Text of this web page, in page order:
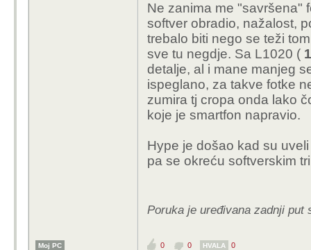
Ne zanima me "savršena"
softver obradio, nažalost,
trebalo biti nego se teži
sve tu negdje. Sa L1020 (
detalje, al i mane manjeg
ispeglano, za takve fotke
zumira tj cropa onda lako
koje je smartfon napravio.
Hype je došao kad su
pa se okreću softverskim
Poruka je uređivana zadnji put
Moj PC 0 0 HVALA 0